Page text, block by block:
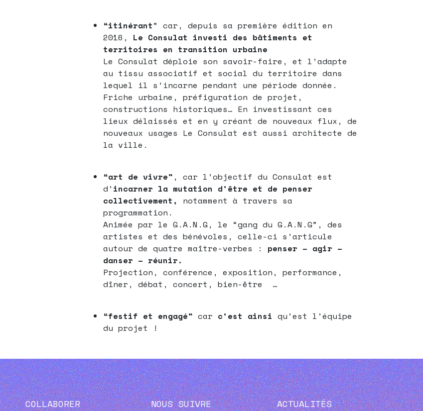
“itinérant” car, depuis sa première édition en
2016, Le Consulat investi des bâtiments et
territoires en transition urbaine
Le Consulat déploie son savoir-faire, et l’adapte
au tissu associatif et social du territoire dans
lequel il s’incarne pendant une période donnée.
Friche urbaine, préfiguration de projet,
constructions historiques… En investissant ces
lieux délaissés et en y créant de nouveaux flux, de
nouveaux usages Le Consulat est aussi architecte de
la ville.
“art de vivre” , car l’objectif du Consulat est
d’ incarner la mutation d’être et de penser
collectivement,
notamment à travers sa
programmation.
Animée par le G.A.N.G, le “gang du G.A.N.G”, des
artistes et des bénévoles, celle-ci s’articule
autour de quatre maître-verbes : penser – agir –
danser – réunir.
Projection, conférence, exposition, performance,
dîner, débat, concert, bien-être …
“festif et engagé” car c’est ainsi qu’est l’équipe
du projet !
COLLABORER NOUS SUIVRE ACTUALITÉS